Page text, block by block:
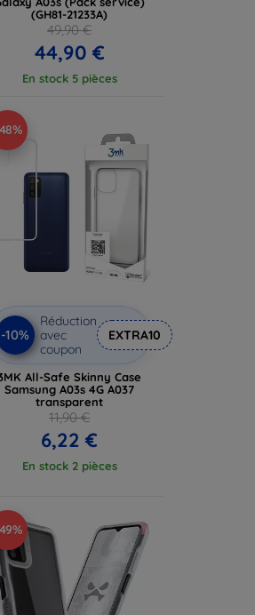
(GH81-21233A)
49,90 €
44,90 €
En stock 5 pièces
-10%
Réduction
avec
coupon
EXTRA10
All-Safe Skinny Case
Samsung A03s 4G A037
transparent
11,90 €
6,22 €
En stock 2 pièces